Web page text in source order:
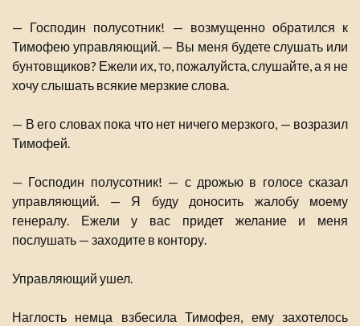
— Господин полусотник! — возмущенно обратился к
Тимофею управляющий. — Вы меня будете слушать или
бунтовщиков? Ежели их, то, пожалуйста, слушайте, а я не
хочу слышать всякие мерзкие слова.
— В его словах пока что нет ничего мерзкого, — возразил
Тимофей.
— Господин полусотник! — с дрожью в голосе сказал
управляющий. — Я буду доносить жалобу моему
генералу. Ежели у вас придет желание и меня
послушать — заходите в контору.
Управляющий ушел.
Наглость немца взбесила Тимофея, ему захотелось